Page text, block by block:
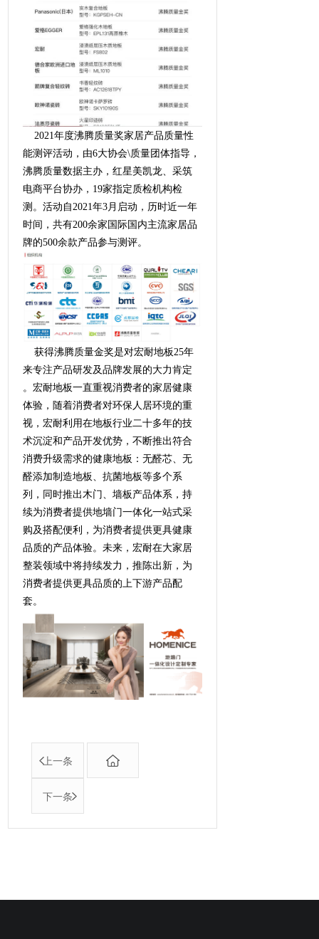
2021年度沸腾质量奖家居产品质量性
能测评活动，由6大协会\质量团体指导，
沸腾质量数据主办，红星美凯龙、采筑
电商平台协办，19家指定质检机构检
测。活动自2021年3月启动，历时近一年
时间，共有200余家国际国内主流家居品
牌的500余款产品参与测评。
获得沸腾质量金奖是对宏耐地板25年
来专注产品研发及品牌发展的大力肯定
。宏耐地板一直重视消费者的家居健康
体验，随着消费者对环保人居环境的重
视，宏耐利用在地板行业二十多年的技
术沉淀和产品开发优势，不断推出符合
消费升级需求的健康地板：无醛芯、无
醛添加制造地板、抗菌地板等多个系
列，同时推出木门、墙板产品体系，持
续为消费者提供地墙门一体化一站式采
购及搭配便利，为消费者提供更具健康
品质的产品体验。未来，宏耐在大家居
整装领域中将持续发力，推陈出新，为
消费者提供更具品质的上下游产品配
套。
上一条
下一条